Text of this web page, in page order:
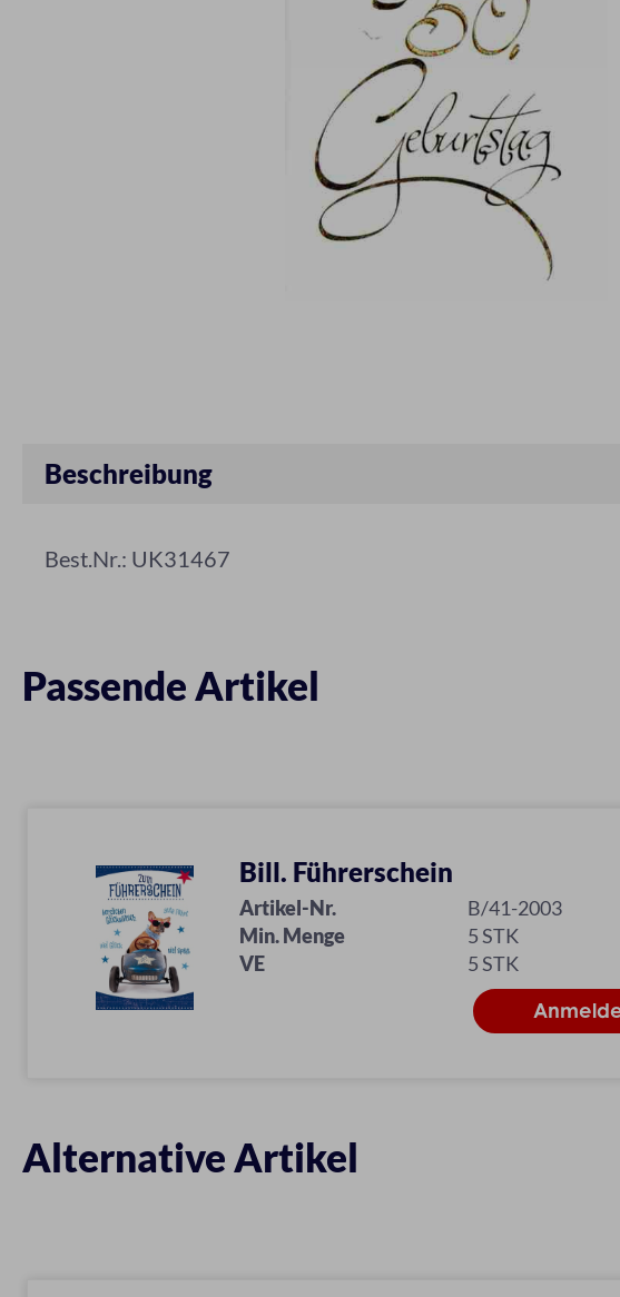
Beschreibung
Best.Nr.: UK31467
Passende Artikel
Bill. Führerschein
Artikel-Nr.
B/41-2003
Min. Menge
5 STK
VE
5 STK
Alternative Artikel